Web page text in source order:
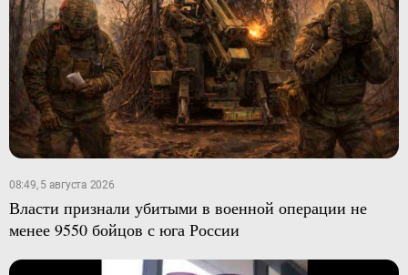
08:49, 5 августа 2026
Власти признали убитыми в военной операции не
менее 9550 бойцов с юга России